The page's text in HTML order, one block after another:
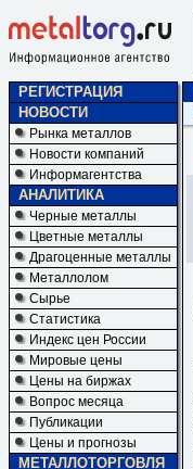
РЕГИСТРАЦИЯ
НОВОСТИ
Рынка металлов
Новости компаний
Информагентства
АНАЛИТИКА
Черные металлы
Цветные металлы
Драгоценные металлы
Металлолом
Сырье
Статистика
Индекс цен России
Мировые цены
Цены на биржах
Вопрос месяца
Публикации
Цены и прогнозы
МЕТАЛЛОТОРГОВЛЯ